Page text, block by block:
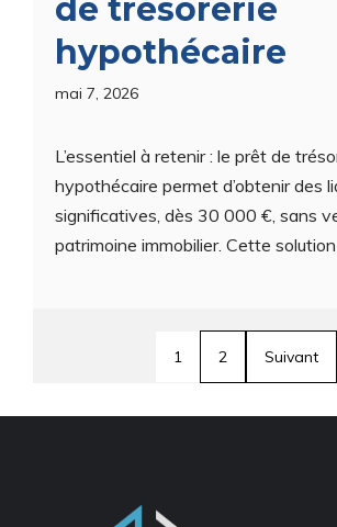
de trésorerie
hypothécaire
mai 7, 2026
L’essentiel à retenir : le prêt de
hypothécaire permet d’obtenir des
significatives, dès 30 000 €, sans
patrimoine immobilier. Cette solution
1 2 Suivant